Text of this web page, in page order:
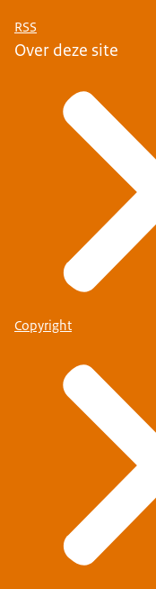
RSS
Over deze site
Copyright